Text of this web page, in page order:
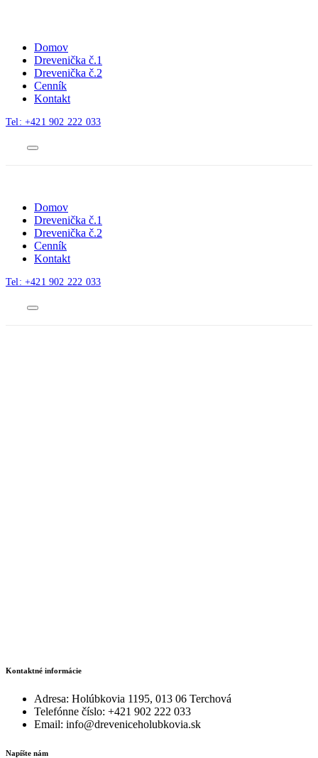
Domov
Drevenička č.1
Drevenička č.2
Cenník
Kontakt
Tel: +421 902 222 033
Menu
Domov
Drevenička č.1
Drevenička č.2
Cenník
Kontakt
Tel: +421 902 222 033
Menu
Kontaktné informácie
Adresa: Holúbkovia 1195, 013 06 Terchová
Telefónne číslo: +421 902 222 033
Email: info@dreveniceholubkovia.sk
Napíšte nám